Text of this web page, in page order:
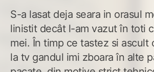
S-a lasat deja seara in orasul
linistit decât l-am vazut în toti
mei. În timp ce tastez si ascult
la tv gandul imi zboara în alte